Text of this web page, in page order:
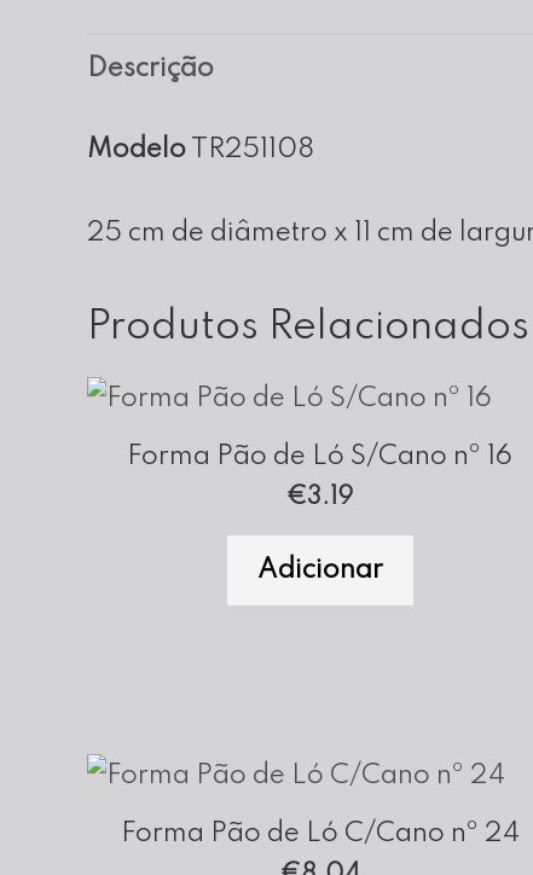
Descrição
Modelo TR251108
25 cm de diâmetro x 11 cm de
Produtos Relacionados
Forma Pão de Ló S/Cano nº 16
€3.19
Adicionar
Forma Pão de Ló C/Cano nº 24